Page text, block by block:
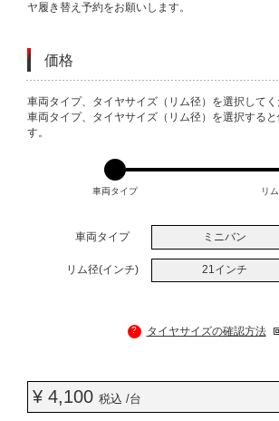
ヤ履き替え予約をお願いします。
価格
VARIATIONS
車両タイプ、タイヤサイズ（リム径）を選択してく
車両タイプ、タイヤサイズ（リム径）を選択すると
す。
車両タイプ リ
車両タイプ ミニバン
リム径(インチ) 21インチ
? タイヤサイズの確認方法
¥ 4,100 税込 /台